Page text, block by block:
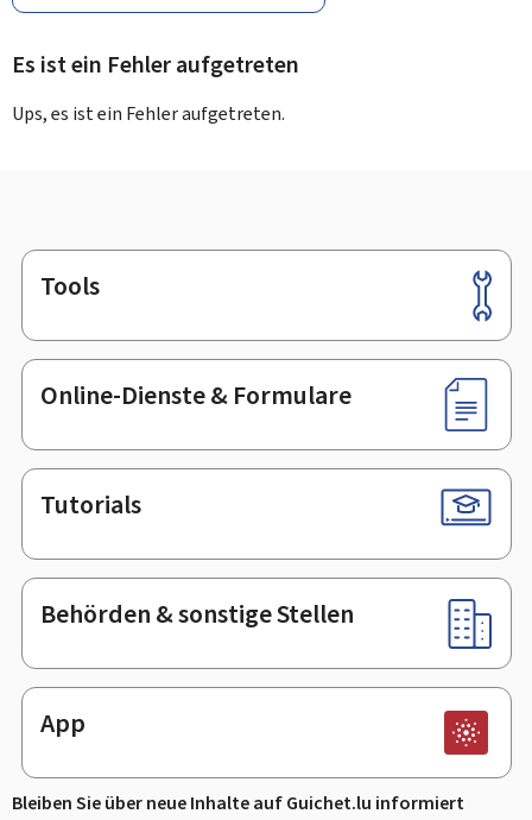
Es ist ein Fehler aufgetreten
Ups, es ist ein Fehler aufgetreten.
Footer
Tools
Online-Dienste & Formulare
Tutorials
Behörden & sonstige Stellen
App
Bleiben Sie über neue Inhalte auf Guichet.lu informiert